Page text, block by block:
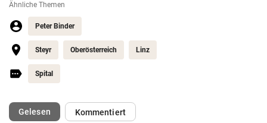
Ähnliche Themen
Peter Binder
Steyr Oberösterreich Linz
Spital
Gelesen(ausgewählt)Kommentiert